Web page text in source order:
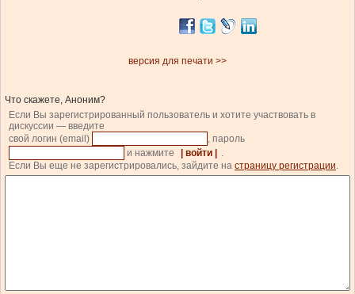
версия для печати >>
Что скажете, Аноним?
Если Вы зарегистрированный пользователь и хотите участвовать в
дискуссии — введите
свой логин (email)
, пароль
и нажмите
| войти |
.
Если Вы еще не зарегистрировались, зайдите на страницу регистрации.